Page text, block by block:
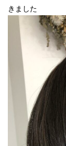
きました